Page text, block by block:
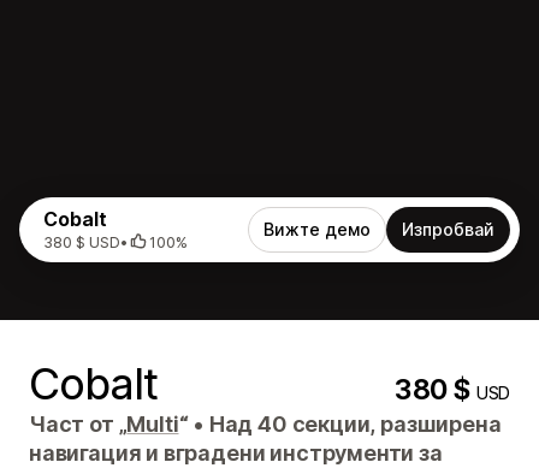
Cobalt
380 $ USD• 100%
Вижте демо Изпробвай
Cobalt 380 $USD
Част от „Multi“ • Над 40 секции, разширена
навигация и вградени инструменти за